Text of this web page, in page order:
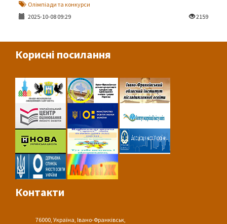
Олімпіади та конкурси
2025-10-08 09:29
2159
Корисні посилання
Контакти
76000, Україна, Івано-Франківськ,